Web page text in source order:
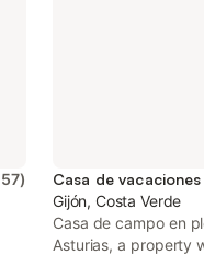
)
Gijón, Costa Verde
Casa de campo en
Asturias, a property